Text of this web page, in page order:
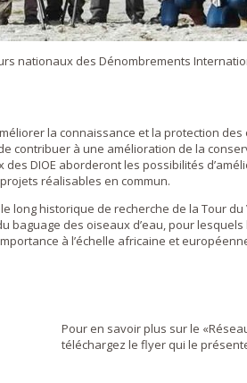
nationaux des Dénombrements
la connaissance et la protection
contribuer à une amélioration de la
DIOE aborderont les possibilités
réalisables en commun.
long historique de recherche de la Tour
baguage des oiseaux d’eau, pour
à l’échelle africaine et
Pour en savoir plus sur le
téléchargez le flyer qui le